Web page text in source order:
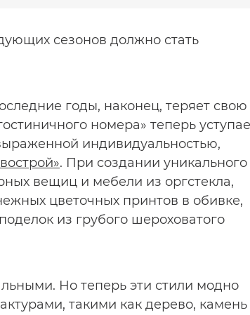
сезонов должно стать
годы, наконец, теряет свою
номера» теперь
индивидуальностью,
. При создании уникального
вещиц и мебели из оргстекла,
цветочных принтов в обивке,
из грубого шероховатого
Но теперь эти стили модно
такими как дерево,